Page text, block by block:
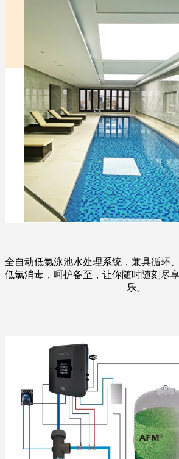
全自动低氯泳池水处理系统，兼具循环
低氯消毒，呵护备至，让你随时随刻尽
乐。